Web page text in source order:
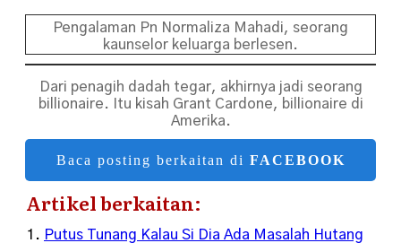
Pengalaman Pn Normaliza Mahadi, seorang
kaunselor keluarga berlesen.
Dari penagih dadah tegar, akhirnya jadi seorang
billionaire. Itu kisah Grant Cardone, billionaire di
Amerika.
Baca posting berkaitan di FACEBOOK
Artikel berkaitan:
Putus Tunang Kalau Si Dia Ada Masalah Hutang